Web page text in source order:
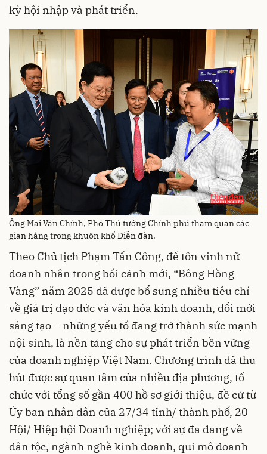
kỳ hội nhập và phát triển.
Ông Mai Văn Chính, Phó Thủ tướng Chính phủ tham quan các
gian hàng trong khuôn khổ Diễn đàn.
Theo Chủ tịch Phạm Tấn Công, để tôn vinh nữ
doanh nhân trong bối cảnh mới, “Bông Hồng
Vàng” năm 2025 đã được bổ sung nhiều tiêu chí
về giá trị đạo đức và văn hóa kinh doanh, đổi mới
sáng tạo – những yếu tố đang trở thành sức mạnh
nội sinh, là nền tảng cho sự phát triển bền vững
của doanh nghiệp Việt Nam. Chương trình đã thu
hút được sự quan tâm của nhiều địa phương, tổ
chức với tổng số gần 400 hồ sơ giới thiệu, đề cử từ
Ủy ban nhân dân của 27/34 tỉnh/ thành phố, 20
Hội/ Hiệp hội Doanh nghiệp; với sự đa dang về
dân tộc, ngành nghề kinh doanh, qui mô doanh